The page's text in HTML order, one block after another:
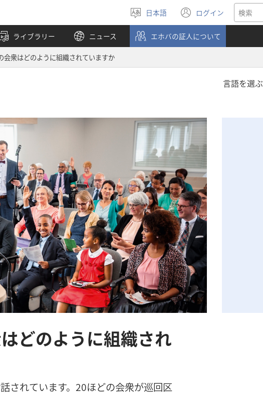
言
語
を
選
日本語 ログイン
（新
し
い
タ
で
ライブラリー ニュース エホバの証人について
会衆はどのように組織されていますか
言語を選ぶ
どのように組織され
話されています。20ほどの会衆が巡回区